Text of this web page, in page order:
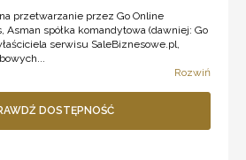
przetwarzanie przez Go Online
Asman spółka komandytowa (dawniej: Go
serwisu SaleBiznesowe.pl,
Rozwiń
DOSTĘPNOŚĆ